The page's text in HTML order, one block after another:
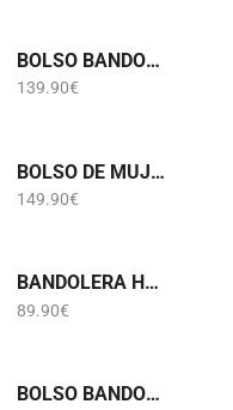
BOLSO BANDOLERA AZUL MARINO LOGOTIPADO TOMMY HILFIGER AW0AW18997
139.90€
BOLSO DE MUJER HOMBRO GRANATE TOMMY HILFIGER AW0AW19000
149.90€
BANDOLERA HOMBRE COLOR NEGRO TOMMY HILFIGER AM0AM14698
89.90€
BOLSO BANDOLERA NEOPRENO BANDA TOMMY HILFIGUER AW0AW19025